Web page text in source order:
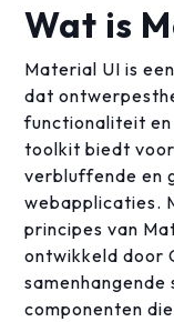
Wat is
Material UI is
dat
functionaliteit
toolkit biedt
verbluffende en
webapplicaties.
principes van
ontwikkeld door
componenten